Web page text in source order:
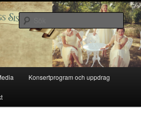
Sisters
Sök
Konsertprogram och uppdrag